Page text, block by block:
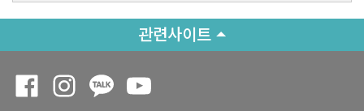
관련사이트
Opens a new window
Opens a new window
Opens a new window